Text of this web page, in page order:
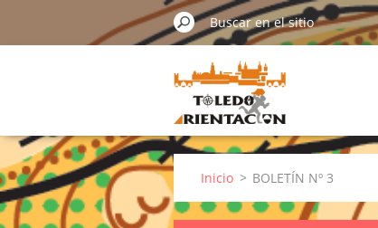
Inicio > BOLETÍN Nº 3